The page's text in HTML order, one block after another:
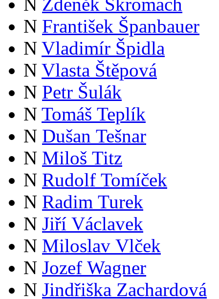
N Zdeněk Škromach
N František Španbauer
N Vladimír Špidla
N Vlasta Štěpová
N Petr Šulák
N Tomáš Teplík
N Dušan Tešnar
N Miloš Titz
N Rudolf Tomíček
N Radim Turek
N Jiří Václavek
N Miloslav Vlček
N Jozef Wagner
N Jindřiška Zachardová